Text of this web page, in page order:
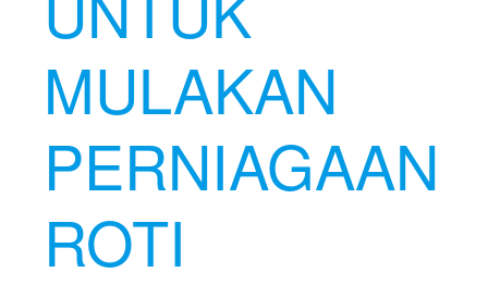
MULAKAN
PERNIAGAAN
ROTI